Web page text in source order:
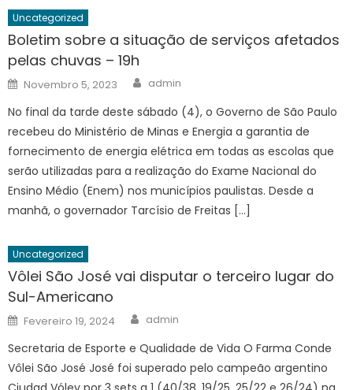
Uncategorized
Boletim sobre a situação de serviços afetados
pelas chuvas – 19h
Posted
on
Novembro 5, 2023 Author
admin
No final da tarde deste sábado (4), o Governo de São Paulo
recebeu do Ministério de Minas e Energia a garantia de
fornecimento de energia elétrica em todas as escolas que
serão utilizadas para a realização do Exame Nacional do
Ensino Médio (Enem) nos municípios paulistas. Desde a
manhã, o governador Tarcísio de Freitas […]
Uncategorized
Vôlei São José vai disputar o terceiro lugar do
Sul-Americano
Posted
on
Fevereiro 19, 2024 Author
admin
Secretaria de Esporte e Qualidade de Vida O Farma Conde
Vôlei São José José foi superado pelo campeão argentino